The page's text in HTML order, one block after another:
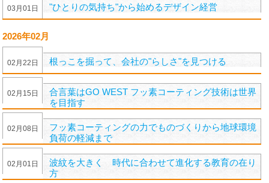
03 月 01 日 "ひとりの気持ち"から始めるデザイン経営
2026年02月
02 月 22 日 根っこを掘って、会社の"らしさ"を見つける
02 月 15 日
合言葉はGO WEST フッ素コーティング技術は世界
を目指す
02 月 08 日
フッ素コーティングの力でものづくりから地球環境
負荷の軽減まで
02 月 01 日
波紋を大きく 時代に合わせて進化する教育の在り
方